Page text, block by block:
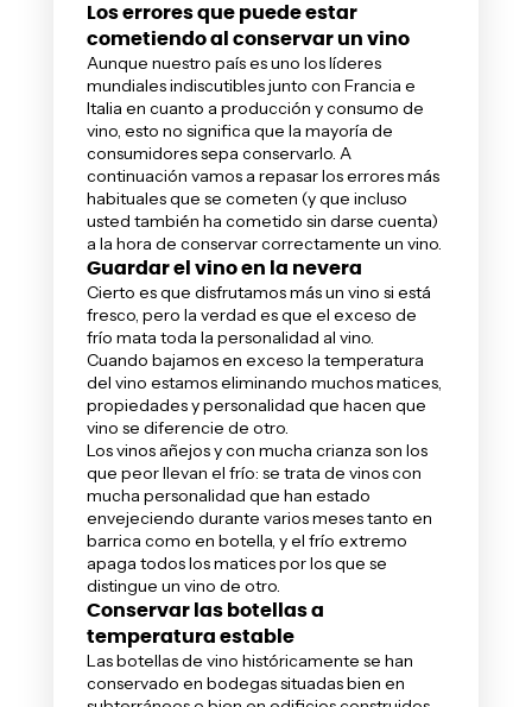
Los errores que puede estar
cometiendo al conservar un vino
Aunque nuestro país es uno los líderes
mundiales indiscutibles junto con Francia e
Italia en cuanto a producción y consumo de
vino, esto no significa que la mayoría de
consumidores sepa conservarlo. A
continuación vamos a repasar los errores más
habituales que se cometen (y que incluso
usted también ha cometido sin darse cuenta)
a la hora de conservar correctamente un vino.
Guardar el vino en la nevera
Cierto es que disfrutamos más un vino si está
fresco, pero la verdad es que el exceso de
frío mata toda la personalidad al vino.
Cuando bajamos en exceso la temperatura
del vino estamos eliminando muchos matices,
propiedades y personalidad que hacen que
vino se diferencie de otro.
Los vinos añejos y con mucha crianza son los
que peor llevan el frío: se trata de vinos con
mucha personalidad que han estado
envejeciendo durante varios meses tanto en
barrica como en botella, y el frío extremo
apaga todos los matices por los que se
distingue un vino de otro.
Conservar las botellas a
temperatura estable
Las botellas de vino históricamente se han
conservado enbodegassituadas bien en